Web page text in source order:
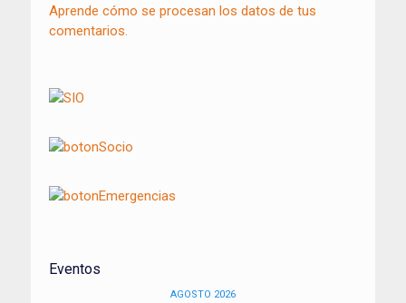
Aprende cómo se procesan los datos de tus
comentarios.
Eventos
AGOSTO 2026